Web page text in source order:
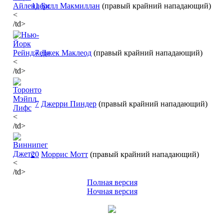
<
/td>
11 Билл Макмиллан (правый крайний нападающий)
<
/td>
7 Джек Маклеод (правый крайний нападающий)
<
/td>
7 Джерри Пиндер (правый крайний нападающий)
<
/td>
20 Моррис Мотт (правый крайний нападающий)
Полная версия
Ночная версия